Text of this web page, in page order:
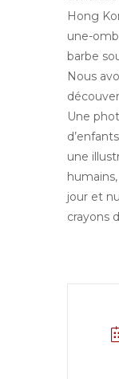
Hong
une-
barbe
Nous
Une
une
jour et
crayons